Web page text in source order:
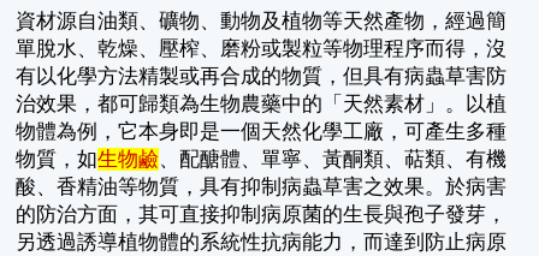
資材源自油類、礦物、動物及植物等天然產物，經過簡
單脫水、乾燥、壓榨、磨粉或製粒等物理程序而得，沒
有以化學方法精製或再合成的物質，但具有病蟲草害防
治效果，都可歸類為生物農藥中的「天然素材」。以植
物體為例，它本身即是一個天然化學工廠，可產生多種
物質，如生物鹼、配醣體、單寧、黃酮類、萜類、有機
酸、香精油等物質，具有抑制病蟲草害之效果。於病害
的防治方面，其可直接抑制病原菌的生長與孢子發芽，
另透過誘導植物體的系統性抗病能力，而達到防止病原